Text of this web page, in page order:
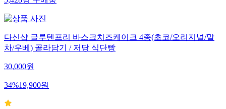
5,428명구매중
다신샵 글루텐프리 바스크치즈케이크 4종(초코/오리지널/말
차/우베) 골라담기 / 저당 식단빵
30,000원
34%19,900원